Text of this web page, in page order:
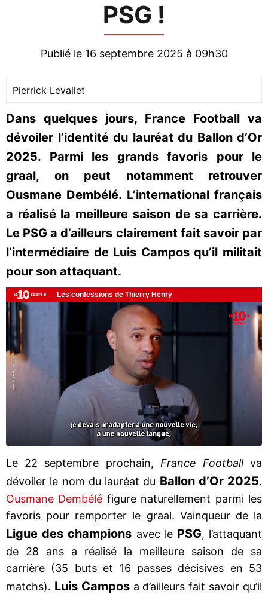
PSG !
Publié le 16 septembre 2025 à 09h30
Pierrick Levallet
Dans quelques jours, France Football va
dévoiler l’identité du lauréat du Ballon d’Or
2025. Parmi les grands favoris pour le
graal, on peut notamment retrouver
Ousmane Dembélé. L’international français
a réalisé la meilleure saison de sa carrière.
Le PSG a d’ailleurs clairement fait savoir par
l’intermédiaire de Luis Campos qu’il militait
pour son attaquant.
Le 22 septembre prochain, France Footballva
dévoiler le nom du lauréat du Ballon d’Or 2025.
Ousmane Dembélé figure naturellement parmi les
favoris pour remporter le graal. Vainqueur de la
Ligue des champions avec le PSG, l’attaquant
de 28 ans a réalisé la meilleure saison de sa
carrière (35 buts et 16 passes décisives en 53
matchs). Luis Camposa d’ailleurs fait savoir qu’il